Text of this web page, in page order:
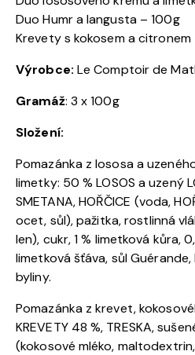
Duo Humr a langusta – 100g
Krevety s kokosem a citronem
Výrobce: Le Comptoir de
Gramáž: 3 x 100g
Složení:
Pomazánka z lososa a
limetky: 50 % LOSOS a uzený
SMETANA, HOŘČICE (voda,
ocet, sůl), pažitka, rostlinná
len), cukr, 1 % limetková kůra,
limetková šťáva, sůl
byliny.
Pomazánka z krevet,
KREVETY 48 %, TRESKA,
(kokosové mléko, maltodextrin,